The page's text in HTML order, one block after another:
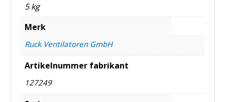
5 kg
Merk
Ruck Ventilatoren GmbH
Artikelnummer fabrikant
127249